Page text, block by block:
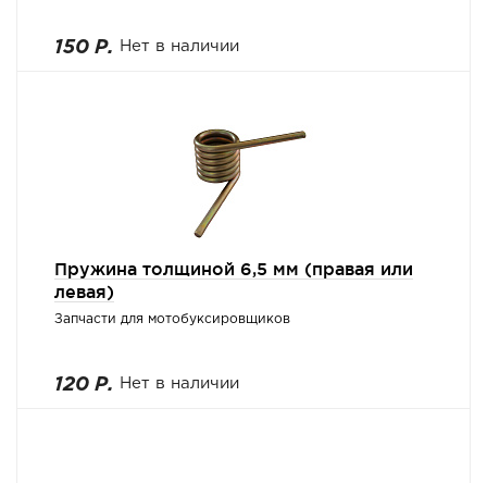
150 Р. Нет в наличии
Пружина толщиной 6,5 мм (правая или
левая)
Запчасти для мотобуксировщиков
120 Р. Нет в наличии